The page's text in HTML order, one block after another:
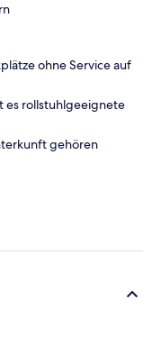
ohne Service auf
es rollstuhlgeeignete
gehören